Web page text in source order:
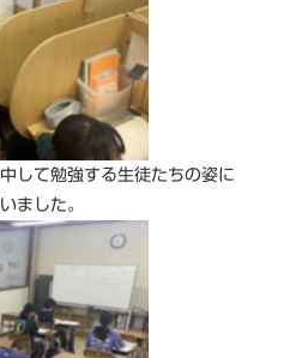
して勉強する生徒たちの姿に
ました。